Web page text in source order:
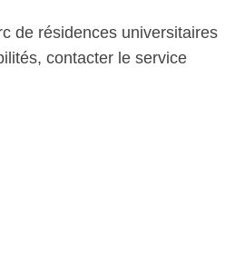
de résidences universitaires
contacter le service